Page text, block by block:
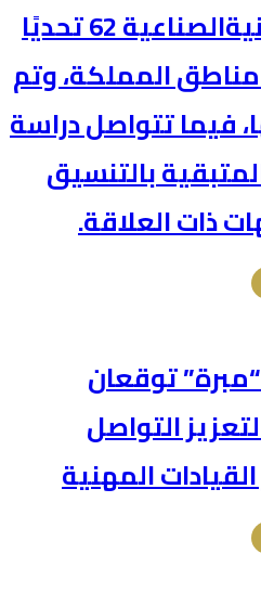
رصدت #اللجنةالوطنيةالصناعية 62 تحديًا
المملكة، وتم
منها، فيما تتواصل دراسة
بالتنسيق
ذات العلاقة.
توقعان
التواصل
المهنية